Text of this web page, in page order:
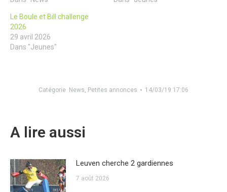
Le Boule et Bill challenge
2026
29 avril 2026
Dans "Jeunes"
Catégorie News, Petites annonces 14/03/19 17:06
A lire aussi
Leuven cherche 2 gardiennes
7 août 2026